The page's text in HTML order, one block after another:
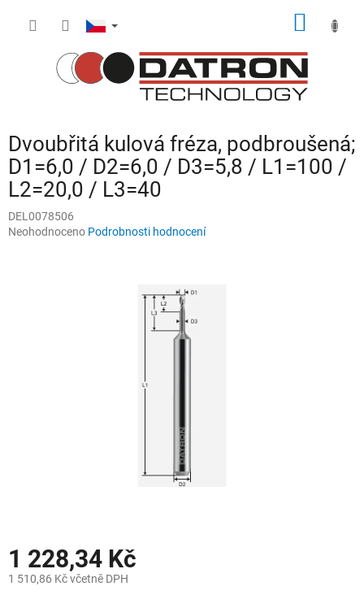
Dvoubřitá kulová fréza, podbroušená;
D1=6,0 / D2=6,0 / D3=5,8 / L1=100 /
L2=20,0 / L3=40
DEL0078506
Průměrné
Neohodnoceno Podrobnosti hodnocení
1 228,34 Kč
1 510,86 Kč včetně DPH